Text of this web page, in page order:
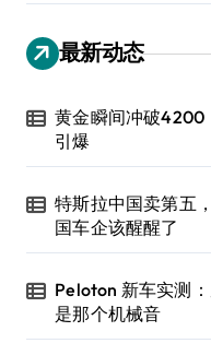
最新动态
黄金瞬间冲破4200
引爆
特斯拉中国卖第五
国车企该醒醒了
Peloton 新车实测
是那个机械音